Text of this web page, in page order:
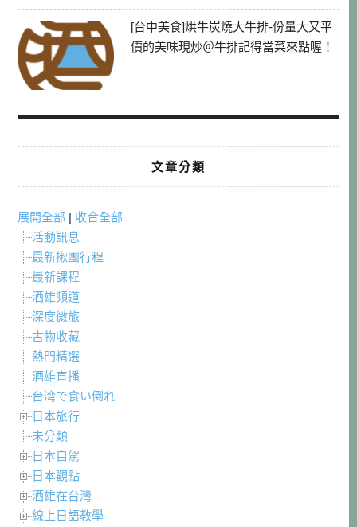
[台中美食]烘牛炭燒大牛排-份量大又平
價的美味現炒＠牛排記得當菜來點喔！
文章分類
展開全部 | 收合全部
活動訊息
最新揪團行程
最新課程
酒雄頻道
深度微旅
古物收藏
熱門精選
酒雄直播
台湾で食い倒れ
日本旅行
未分類
日本自駕
日本觀點
酒雄在台灣
線上日語教學